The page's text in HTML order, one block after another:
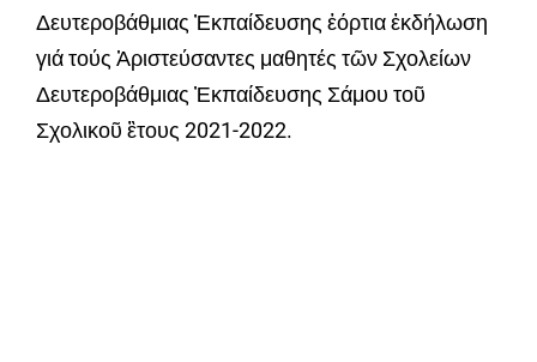
Δευτεροβάθμιας Ἐκπαίδευσης ἑόρτια ἐκδήλωση
γιά τούς Ἀριστεύσαντες μαθητές τῶν Σχολείων
Δευτεροβάθμιας Ἐκπαίδευσης Σάμου τοῦ
Σχολικοῦ ἒτους 2021-2022.